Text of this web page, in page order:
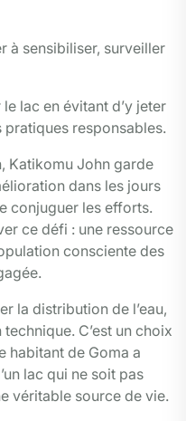
à sensibiliser, surveiller
lac en évitant d’y jeter
responsables.
Katikomu John garde
dans les jours
conjuguer les efforts.
ce défi : une ressource
consciente des
la distribution de l’eau,
C’est un choix
habitant de Goma a
lac qui ne soit pas
véritable source de vie.